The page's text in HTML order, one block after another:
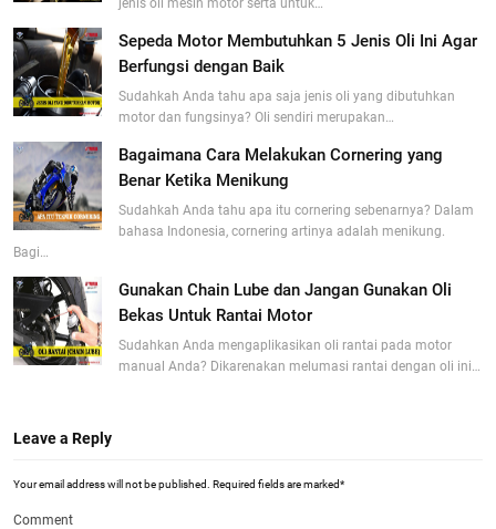
jenis oli mesin motor serta untuk…
Sepeda Motor Membutuhkan 5 Jenis Oli Ini Agar
Berfungsi dengan Baik
Sudahkah Anda tahu apa saja jenis oli yang dibutuhkan
motor dan fungsinya? Oli sendiri merupakan…
Bagaimana Cara Melakukan Cornering yang
Benar Ketika Menikung
Sudahkah Anda tahu apa itu cornering sebenarnya? Dalam
bahasa Indonesia, cornering artinya adalah menikung.
Bagi…
Gunakan Chain Lube dan Jangan Gunakan Oli
Bekas Untuk Rantai Motor
Sudahkan Anda mengaplikasikan oli rantai pada motor
manual Anda? Dikarenakan melumasi rantai dengan oli ini…
Leave a Reply
Your email address will not be published. Required fields are marked*
Comment